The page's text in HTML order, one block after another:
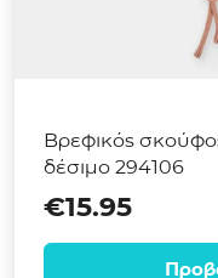
Βρεφικός
δέσιμο 294106
€15.95